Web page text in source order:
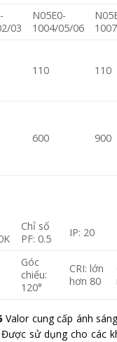
03
N05E0-
1004/05/06
110 110
600 900
Chỉ số
PF: 0.5
IP: 20
Góc
chiếu:
120°
CRI: lớn
hơn 80
Valor cung cấp ánh
sử dụng cho các